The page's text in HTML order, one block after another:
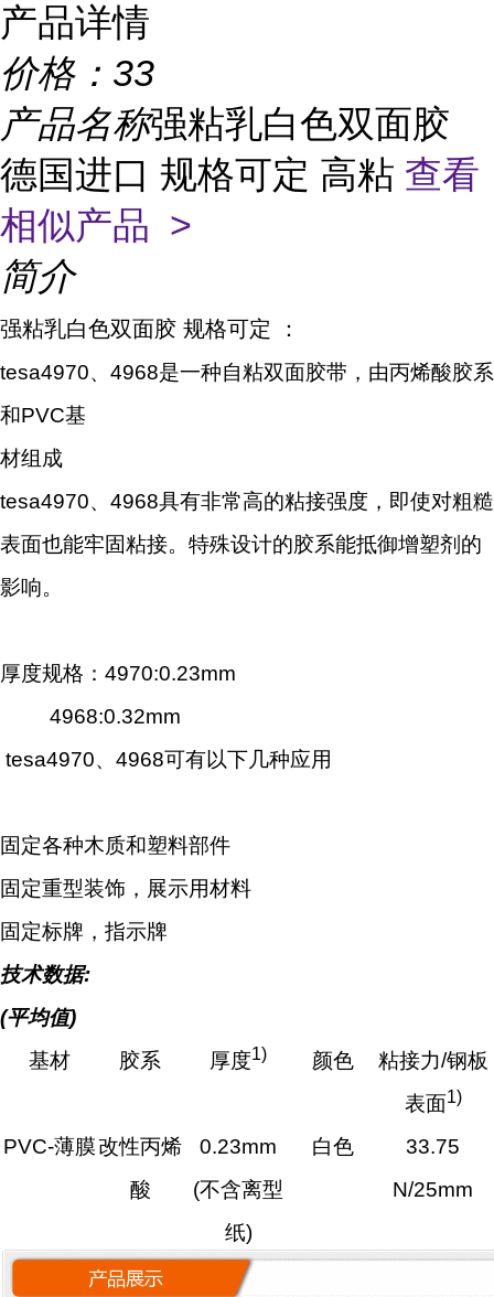
产品详情
价格： 33
产品名称强粘乳白色双面胶
德国进口 规格可定 高粘 查看
相似产品 >
简介
强粘乳白色双面胶 规格可定 ：
tesa4970、4968是一种自粘双面胶带，由丙烯酸胶系
和PVC基
材组成
tesa4970、4968具有非常高的粘接强度，即使对粗糙
表面也能牢固粘接。特殊设计的胶系能抵御增塑剂的
影响。
厚度规格：4970:0.23mm
4968:0.32mm
tesa4970、4968可有以下几种应用
固定各种木质和塑料部件
固定重型装饰，展示用材料
固定标牌，指示牌
技术数据:
(平均值)
基材
胶系 厚度1) 颜色
粘接力/钢板
表面1)
PVC-薄膜改性丙烯
酸
0.23mm
(不含离型
纸)
白色
33.75
N/25mm